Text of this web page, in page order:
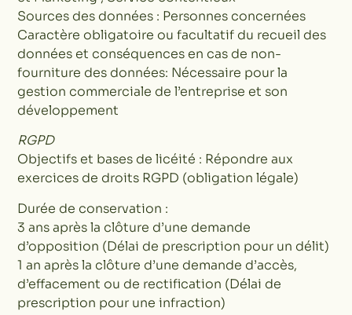
Sources des données : Personnes concernées
Caractère obligatoire ou facultatif du recueil des
données et conséquences en cas de non-
fourniture des données: Nécessaire pour la
gestion commerciale de l’entreprise et son
développement
RGPD
Objectifs et bases de licéité : Répondre aux
exercices de droits RGPD (obligation légale)
Durée de conservation :
3 ans après la clôture d’une demande
d’opposition (Délai de prescription pour un délit)
1 an après la clôture d’une demande d’accès,
d’effacement ou de rectification (Délai de
prescription pour une infraction)